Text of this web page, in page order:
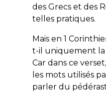
des Grecs et des
telles pratiques.
Mais en 1
t-il uniquement la
Car dans ce
les mots utilisés
parler du